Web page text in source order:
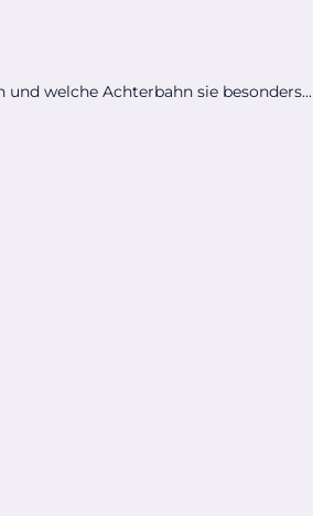
welche Achterbahn sie besonders...